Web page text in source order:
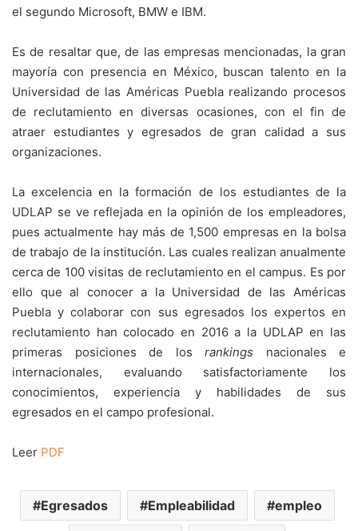
el segundo Microsoft, BMW e IBM.
Es de resaltar que, de las empresas mencionadas, la gran
mayoría con presencia en México, buscan talento en la
Universidad de las Américas Puebla realizando procesos
de reclutamiento en diversas ocasiones, con el fin de
atraer estudiantes y egresados de gran calidad a sus
organizaciones.
La excelencia en la formación de los estudiantes de la
UDLAP se ve reflejada en la opinión de los empleadores,
pues actualmente hay más de 1,500 empresas en la bolsa
de trabajo de la institución. Las cuales realizan anualmente
cerca de 100 visitas de reclutamiento en el campus. Es por
ello que al conocer a la Universidad de las Américas
Puebla y colaborar con sus egresados los expertos en
reclutamiento han colocado en 2016 a la UDLAP en las
primeras posiciones de los rankings nacionales e
internacionales, evaluando satisfactoriamente los
conocimientos, experiencia y habilidades de sus
egresados en el campo profesional.
Leer PDF
Egresados Empleabilidad empleo